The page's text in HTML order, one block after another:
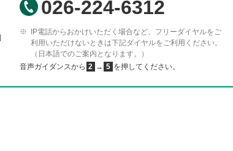
026-224-6312
IP電話からおかけいただく場合など、フリーダイヤルをご
利用いただけないときは下記ダイヤルをご利用ください。
（日本語でのご案内となります。）
音声ガイダンスから 2 → 5 を押してください。